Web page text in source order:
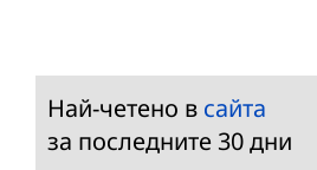
Най-четено в сайта
за последните 30 дни